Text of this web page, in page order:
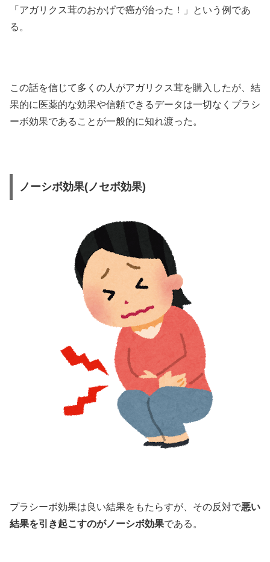
「アガリクス茸のおかげで癌が治った！」という例であ
る。
この話を信じて多くの人がアガリクス茸を購入したが、結
果的に医薬的な効果や信頼できるデータは一切なくプラシ
ーボ効果であることが一般的に知れ渡った。
ノーシボ効果(ノセボ効果)
プラシーボ効果は良い結果をもたらすが、その反対で悪い
結果を引き起こすのがノーシボ効果である。